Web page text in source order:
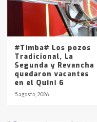
#Timba# Los pozos
Tradicional, La
Segunda y Revancha
quedaron vacantes
en el Quini 6
5 agosto, 2026